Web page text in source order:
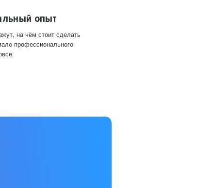
опыт
на чём стоит сделать
профессионального